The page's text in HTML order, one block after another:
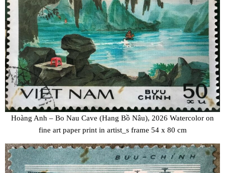
Hoàng Anh – Bo Nau Cave (Hang Bồ Nâu), 2026 Watercolor on
fine art paper print in artist_s frame 54 x 80 cm